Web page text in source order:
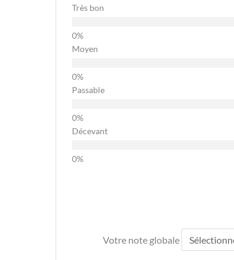
Très bon
Moyen
Passable
Décevant
Votre note globale